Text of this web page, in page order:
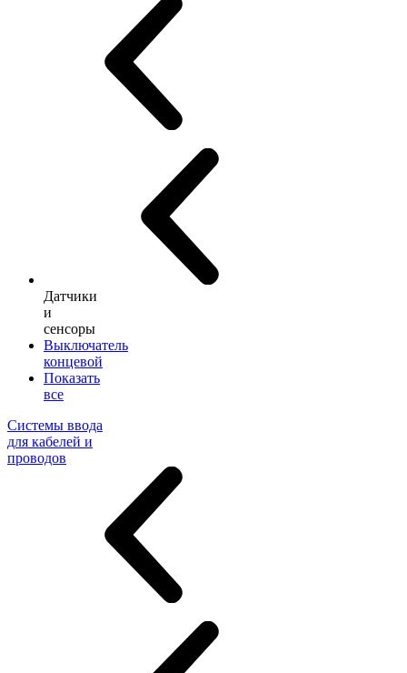
Датчики
и
сенсоры
Выключатель
концевой
Показать
все
Системы ввода
для кабелей и
проводов